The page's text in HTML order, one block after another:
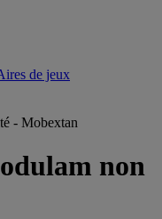
de jeux
- Mobextan
non